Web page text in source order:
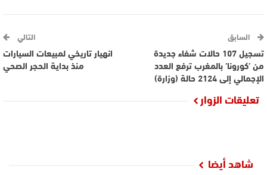
السابق
تسجيل 107 حالات شفاء جديدة
من ’كورونا’ بالمغرب ترفع العدد
الإجمالي إلى 2124 حالة (وزارة)
التالي
انهيار تاريخي لمبيعات السيارات
منذ بداية الحجر الصحي
تعليقات الزوار
شاهد أيضا